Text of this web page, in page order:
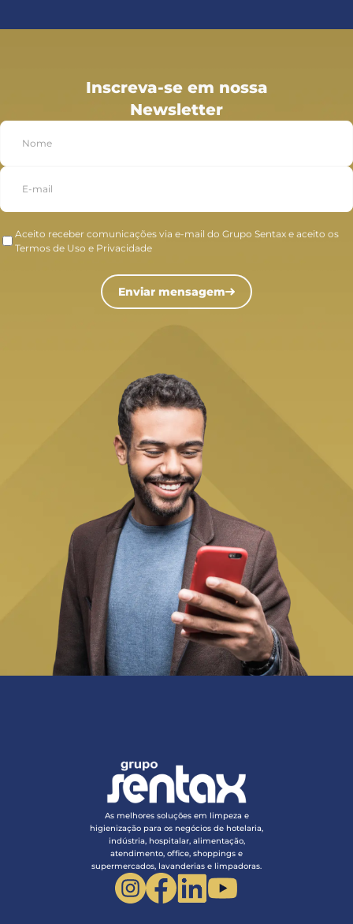
Inscreva-se em nossa
Newsletter
Aceito receber comunicações via e-mail do Grupo Sentax e aceito os
Termos de Uso e Privacidade
Enviar mensagem
As melhores soluções em limpeza e
higienização para os negócios de hotelaria,
indústria, hospitalar, alimentação,
atendimento, office, shoppings e
supermercados, lavanderias e limpadoras.